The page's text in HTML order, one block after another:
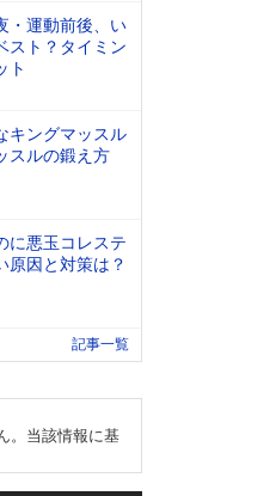
・運動前後、い
スト？タイミン
ト
キングマッスル
スルの鍛え方
に悪玉コレステ
原因と対策は？
記事一覧
。当該情報に基